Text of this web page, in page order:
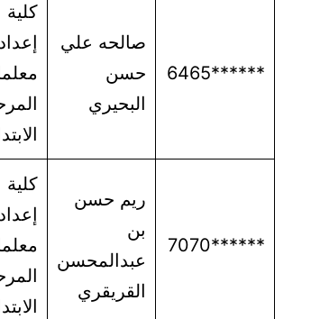
******6465
صالحه علي
حسن
البحيري
كلية
إعداد
******7070
ريم حسن
بن
عبدالمحسن
القريقري
كلية
إعداد